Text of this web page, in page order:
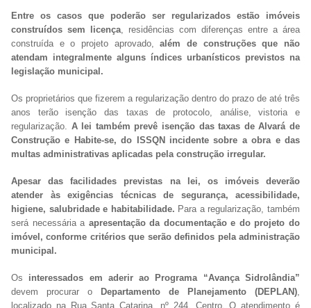
Entre os casos que poderão ser regularizados estão imóveis
construídos sem licença , residências com diferenças entre a área
construída e o projeto aprovado,além de construções que não
atendam integralmente alguns índices urbanísticos previstos na
legislação municipal.
Os proprietários que fizerem a regularização dentro do prazo de até três
anos terão isenção das taxas de protocolo, análise, vistoria e
regularização. A lei também prevê isenção das taxas de Alvará de
Construção e Habite-se, do ISSQN incidente sobre a obra e das
multas administrativas aplicadas pela construção irregular.
Apesar das facilidades previstas na lei, os imóveis deverão
atender às exigências técnicas de segurança, acessibilidade,
higiene, salubridade e habitabilidade. Para a regularização, também
será necessária a apresentação da documentação e do projeto do
imóvel, conforme critérios que serão definidos pela administração
municipal.
Os interessados em aderir ao Programa “Avança Sidrolândia”
devem procurar o
Departamento de Planejamento (DEPLAN),
localizado na Rua Santa Catarina, nº 244, Centro. O atendimento é